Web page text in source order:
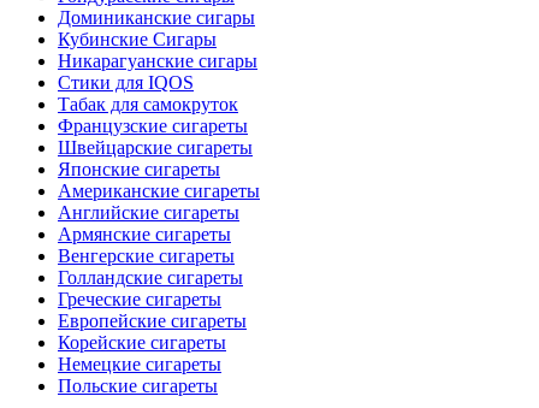
Доминиканские сигары
Кубинские Сигары
Никарагуанские сигары
Стики для IQOS
Табак для самокруток
Французские сигареты
Швейцарские сигареты
Японские сигареты
Американские сигареты
Английские сигареты
Армянские сигареты
Венгерские сигареты
Голландские сигареты
Греческие сигареты
Европейские сигареты
Корейские сигареты
Немецкие сигареты
Польские сигареты